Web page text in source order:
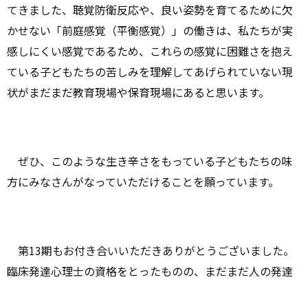
てきました、聴覚防衛反応や、良い姿勢を育てるために欠
かせない「前庭感覚（平衡感覚）」の働きは、私たちが実
感しにくい感覚であるため、これらの感覚に困難さを抱え
ている子どもたちの苦しみを理解してあげられていない現
状がまだまだ教育現場や保育現場にあると思います。
ぜひ、このような生き辛さをもっている子どもたちの味
方にみなさんがなっていただけることを願っています。
第13期もお付き合いいただきありがとうございました。
臨床発達心理士の資格をとったものの、まだまだ人の発達